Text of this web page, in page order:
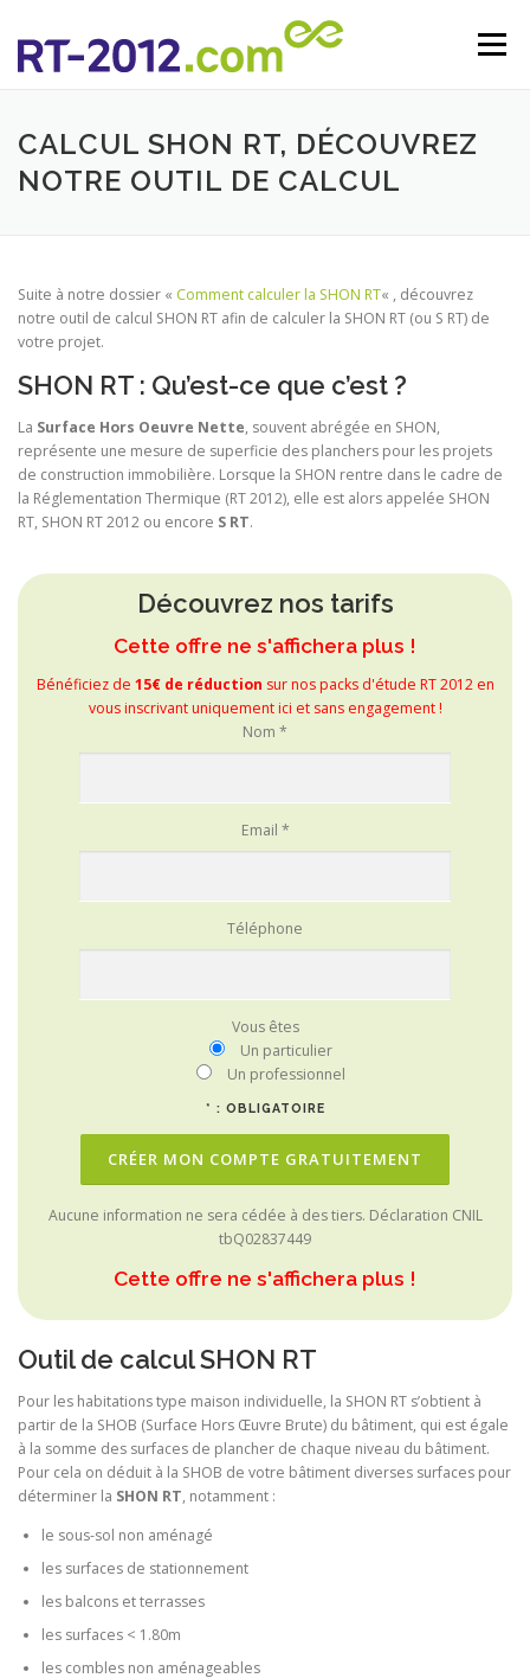
Menu
CALCUL SHON RT, DÉCOUVREZ
NOTRE OUTIL DE CALCUL
Suite à notre dossier « Comment calculer la SHON RT« , découvrez
notre outil de calcul SHON RT afin de calculer la SHON RT (ou S RT) de
votre projet.
SHON RT : Qu’est-ce que c’est ?
La Surface Hors Oeuvre Nette, souvent abrégée en SHON,
représente une mesure de superficie des planchers pour les projets
de construction immobilière. Lorsque la SHON rentre dans le cadre de
la Réglementation Thermique (RT 2012), elle est alors appelée SHON
RT, SHON RT 2012 ou encore S RT.
Découvrez nos tarifs
Cette offre ne s'affichera plus !
Bénéficiez de 15€ de réduction sur nos packs d'étude RT 2012 en
vous inscrivant uniquement ici et sans engagement !
Nom *
Email *
Téléphone
Vous êtes
Un particulier
Un professionnel
* : OBLIGATOIRE
Aucune information ne sera cédée à des tiers. Déclaration CNIL
tbQ02837449
Cette offre ne s'affichera plus !
Outil de calcul SHON RT
Pour les habitations type maison individuelle, la SHON RT s’obtient à
partir de la SHOB (Surface Hors Œuvre Brute) du bâtiment, qui est égale
à la somme des surfaces de plancher de chaque niveau du bâtiment.
Pour cela on déduit à la SHOB de votre bâtiment diverses surfaces pour
déterminer la SHON RT, notamment :
le sous-sol non aménagé
les surfaces de stationnement
les balcons et terrasses
les surfaces < 1.80m
les combles non aménageables